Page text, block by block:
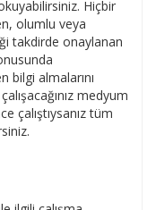
Hiçbir
olumlu veya
takdirde onaylanan
bilgi almalarını
medyum
çalıştıysanız tüm